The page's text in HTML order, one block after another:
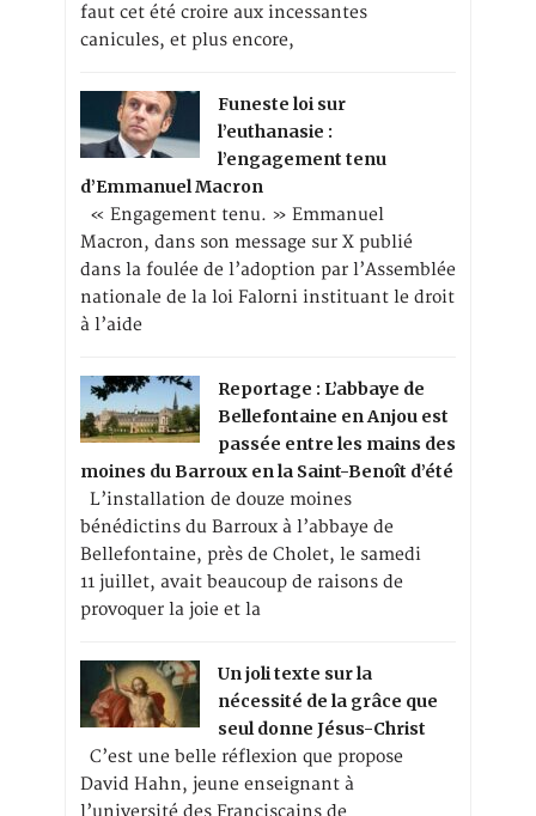
faut cet été croire aux incessantes
canicules, et plus encore,
Funeste loi sur
l’euthanasie :
l’engagement tenu
d’Emmanuel Macron
« Engagement tenu. » Emmanuel
Macron, dans son message sur X publié
dans la foulée de l’adoption par l’Assemblée
nationale de la loi Falorni instituant le droit
à l’aide
Reportage : L’abbaye de
Bellefontaine en Anjou est
passée entre les mains des
moines du Barroux en la Saint-Benoît d’été
L’installation de douze moines
bénédictins du Barroux à l’abbaye de
Bellefontaine, près de Cholet, le samedi
11 juillet, avait beaucoup de raisons de
provoquer la joie et la
Un joli texte sur la
nécessité de la grâce que
seul donne Jésus-Christ
C’est une belle réflexion que propose
David Hahn, jeune enseignant à
l’université des Franciscains de